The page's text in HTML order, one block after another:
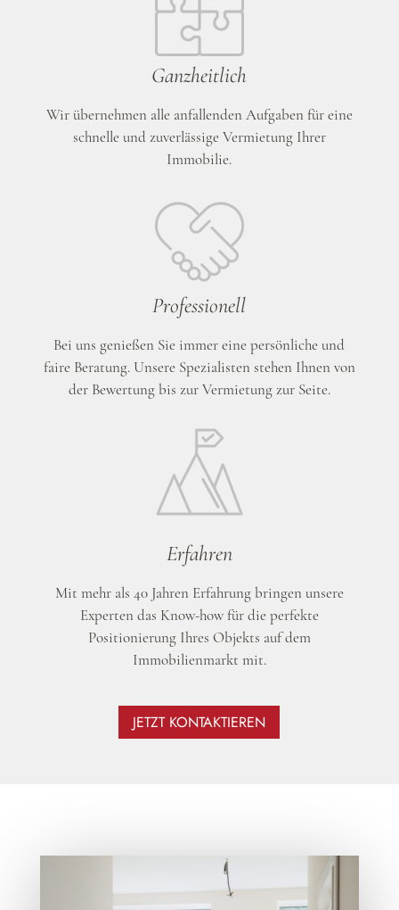
Ganzheitlich
Wir übernehmen alle anfallenden Aufgaben für eine
schnelle und zuverlässige Vermietung Ihrer
Immobilie.
Professionell
Bei uns genießen Sie immer eine persönliche und
faire Beratung. Unsere Spezialisten stehen Ihnen von
der Bewertung bis zur Vermietung zur Seite.
Erfahren
Mit mehr als 40 Jahren Erfahrung bringen unsere
Experten das Know-how für die perfekte
Positionierung Ihres Objekts auf dem
Immobilienmarkt mit.
JETZT KONTAKTIEREN